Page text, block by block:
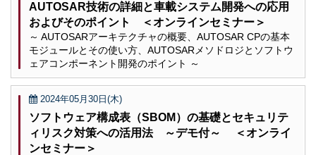
AUTOSAR技術の詳細と車載システム開発への応用
およびそのポイント ＜オンラインセミナー＞
～ AUTOSARアーキテクチャの概要、AUTOSAR CPの基本
モジュールとその使い方、AUTOSARメソドロジとソフトウ
ェアコンポーネント開発のポイント ～
2024年05月30日(木)
ソフトウェア構成表（SBOM）の基礎とセキュリテ
ィリスク対策への活用法 ～デモ付～ ＜オンライ
ンセミナー＞